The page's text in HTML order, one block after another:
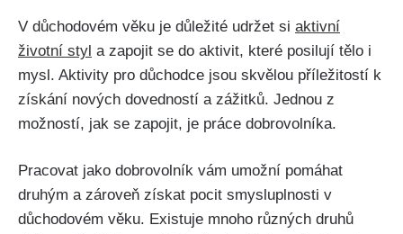
V ‌důchodovém věku‌ je důležité​ udržet si aktivní
životní styl a zapojit se do ⁣aktivit, které posilují tělo ‌i‌
mysl. Aktivity pro‍ důchodce jsou skvělou příležitostí k
​získání nových dovedností a ⁣zážitků.‌ Jednou z
⁣možností, ‌jak se zapojit, je⁤ práce dobrovolníka.
Pracovat jako ⁤dobrovolník vám ⁤umožní pomáhat
druhým a zároveň získat​ pocit⁤ smysluplnosti‍ v ​
důchodovém ‍věku. Existuje mnoho⁢ různých druhů